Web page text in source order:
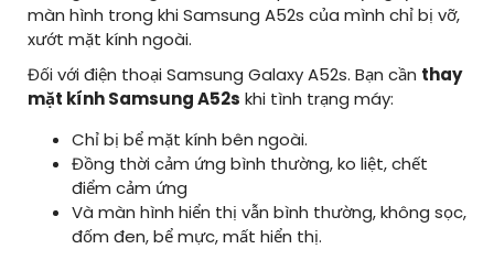
màn hình trong khi Samsung A52s của mình chỉ bị vỡ,
xướt mặt kính ngoài.
Đối với điện thoại Samsung Galaxy A52s. Bạn cần thay
mặt kính Samsung A52s khi tình trạng máy:
Chỉ bị bể mặt kính bên ngoài.
Đồng thời cảm ứng bình thường, ko liệt, chết
điểm cảm ứng
Và màn hình hiển thị vẫn bình thường, không sọc,
đốm đen, bể mực, mất hiển thị.